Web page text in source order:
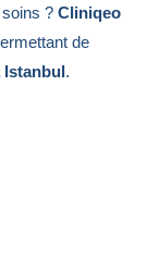
? Cliniqeo
de
Istanbul.